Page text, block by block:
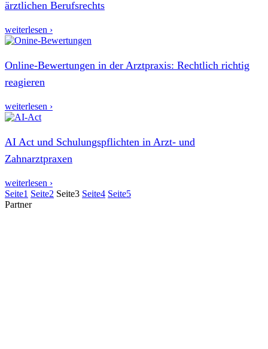
ärztlichen Berufsrechts
weiterlesen ›
Online-Bewertungen in der Arztpraxis: Rechtlich richtig
reagieren
weiterlesen ›
AI Act und Schulungspflichten in Arzt- und
Zahnarztpraxen
weiterlesen ›
Seite1 Seite2 Seite3 Seite4 Seite5
Partner